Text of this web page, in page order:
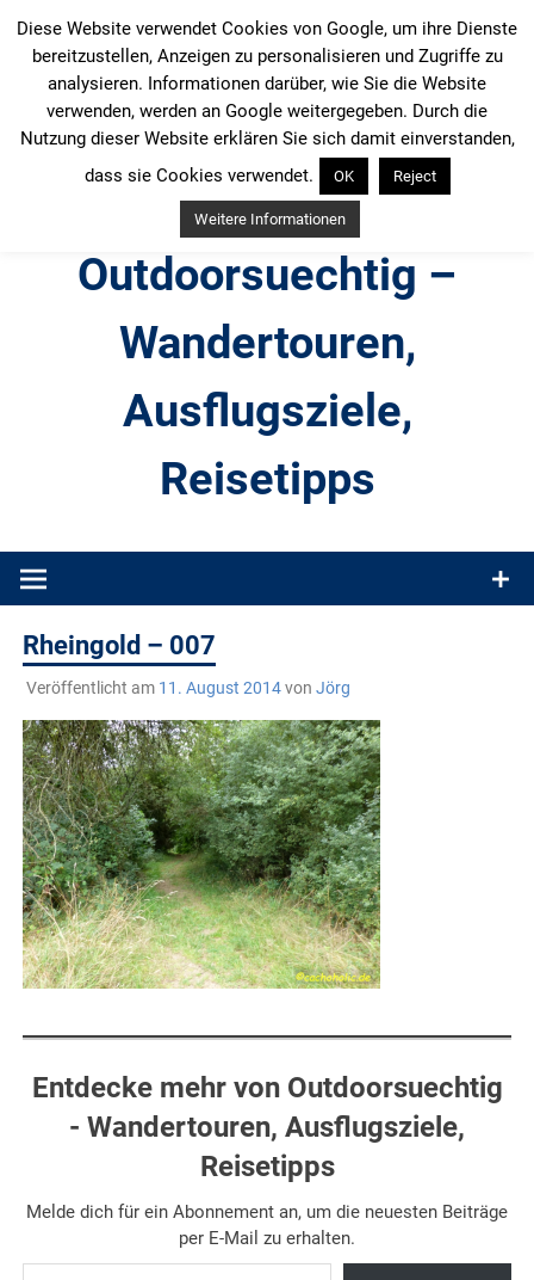
Inhalt
springen
Outdoorsuechtig –
Wandertouren,
Ausflugsziele,
Reisetipps
Produkttests und Buchrezensionen. Ein Blog für alle, die gern
Rheingold – 007
Veröffentlicht am 11. August 2014von Jörg
Entdecke mehr von Outdoorsuechtig
- Wandertouren, Ausflugsziele,
Reisetipps
Melde dich für ein Abonnement an, um die neuesten Beiträge
per E-Mail zu erhalten.
Gib deine E-Mail-Adresse ein ...
Diese Website verwendet Cookies von Google, um ihre Dienste
bereitzustellen, Anzeigen zu personalisieren und Zugriffe zu
analysieren. Informationen darüber, wie Sie die Website
verwenden, werden an Google weitergegeben. Durch die
Nutzung dieser Website erklären Sie sich damit einverstanden,
dass sie Cookies verwendet.
OK Reject
Weitere Informationen